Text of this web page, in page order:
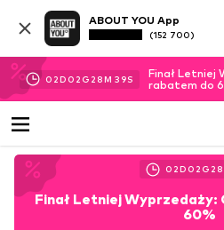
ABOUT YOU App
(152 700)
02D 02 G 28M 37S
Finał Letniej
rabatem do
02D 02 G 28
Finał Letniej
60%